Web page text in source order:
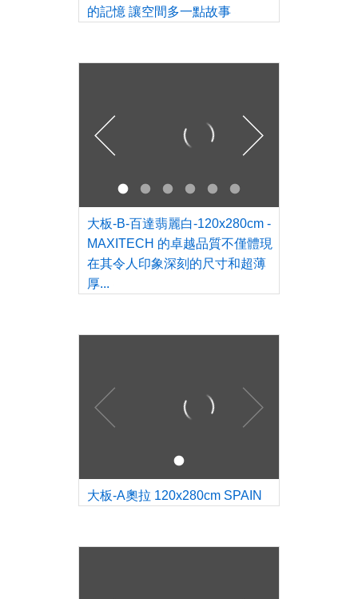
的記憶 讓空間多一點故事
大板-B-百達翡麗白-120x280cm -
MAXITECH 的卓越品質不僅體現
在其令人印象深刻的尺寸和超薄
厚...
大板-A奧拉 120x280cm SPAIN